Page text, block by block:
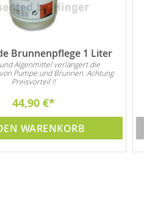
Brunnenpflege 1 Liter
Algenmittel verlängert die
Pumpe und Brunnen. Achtung
Preisvorteil !!
44,90 €
WARENKORB